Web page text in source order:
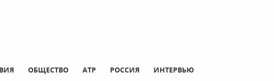
ОБЩЕСТВО АТР РОССИЯ ИНТЕРВЬЮ